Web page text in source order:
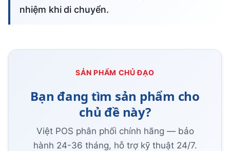
nhiệm khi di chuyển.
SẢN PHẨM CHỦ ĐẠO
Bạn đang tìm sản phẩm cho
chủ đề này?
Việt POS phân phối chính hãng — bảo
hành 24-36 tháng, hỗ trợ kỹ thuật 24/7.